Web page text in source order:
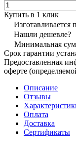
Купить в 1 клик
Изготавливается
Нашли дешевле?
Минимальная
Срок гарантии
Предоставленная
оферте
Описание
Отзывы
Оплата
Доставка
Сертификаты